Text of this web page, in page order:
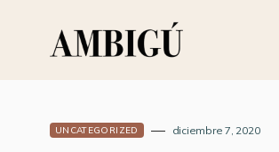
UNCATEGORIZED diciembre 7, 2020